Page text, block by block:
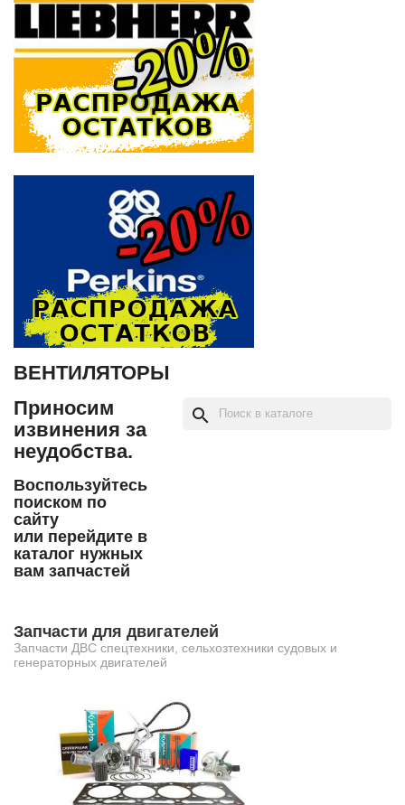
ВЕНТИЛЯТОРЫ
Приносим
извинения за
неудобства.
Воспользуйтесь
поиском по
сайту
или перейдите в
каталог нужных
вам запчастей
search
Запчасти для двигателей
Запчасти ДВС спецтехники, сельхозтехники судовых и
генераторных двигателей